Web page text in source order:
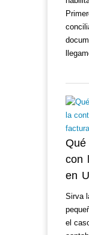
con
en
Sirva
el